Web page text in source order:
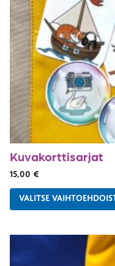
Kuvakorttisarjat
15,00 €
VALITSE